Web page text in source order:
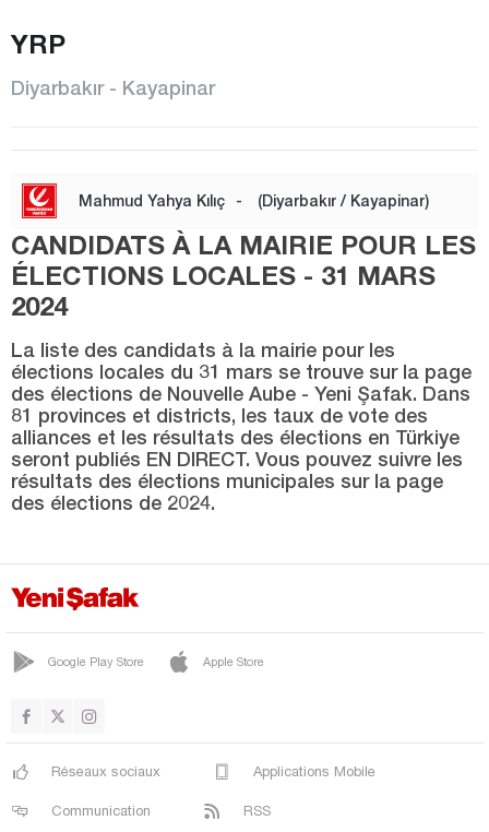
KAYAPINAR
KULP
LİCE
SİLVAN
SUR
YENİŞEHİR
Düzce
Edirne
Erzurum
Giresun
Gümüşhane
Hakkari
YRP
Diyarbakır - Kayapinar
Mahmud Yahya Kılıç - (Diyarbakır / Kayapinar)
CANDIDATS À LA MAIRIE POUR LES
ÉLECTIONS LOCALES - 31 MARS
2024
La liste des candidats à la mairie pour les
élections locales du 31 mars se trouve sur la page
des élections de Nouvelle Aube - Yeni Şafak. Dans
81 provinces et districts, les taux de vote des
alliances et les résultats des élections en Türkiye
seront publiés EN DIRECT. Vous pouvez suivre les
résultats des élections municipales sur la page
des élections de 2024.
Google Play Store Apple Store
Réseaux sociaux Applications Mobile
Communication RSS